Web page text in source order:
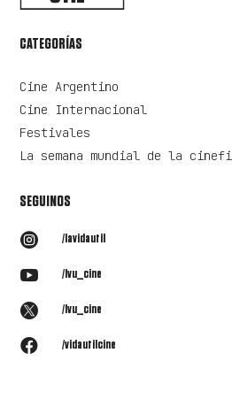
CATEGORÍAS
Cine Argentino
Cine Internacional
Festivales
La semana mundial de la
SEGUINOS
 /lavidautil
 /lvu_cine
 /lvu_cine
 /vidautilcine